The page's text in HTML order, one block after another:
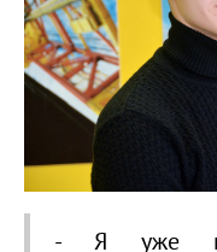
- Я уже